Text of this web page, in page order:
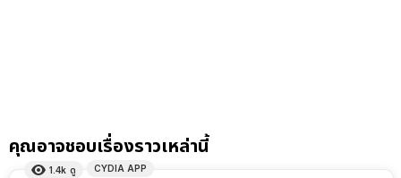
คุณอาจชอบเรื่องราวเหล่านี้
1.4k ดู CYDIA APP